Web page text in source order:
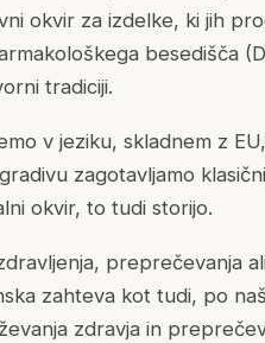
okvir za izdelke, ki jih
besedišča
tradiciji.
v jeziku, skladnem z
zagotavljamo
okvir, to tudi storijo.
preprečevanja
zahteva kot tudi, po
zdravja in